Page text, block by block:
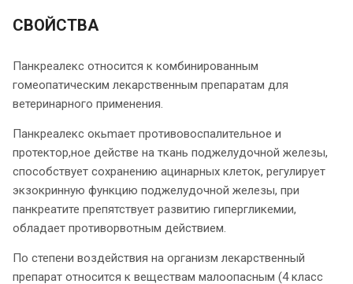
СВОЙСТВА
Панкреалекс относится к комбинированным
гомеопатическим лекарственным препаратам для
ветеринарного применения.
Панкреалекс окьmает противовоспалительное и
протектор,ное действе на ткань поджелудочной железы,
способствует сохранению ацинарных клеток, регулирует
экзокринную функцию поджелудочной железы, при
панкреатите препятствует развитию гипергликемии,
обладает противорвотным действием.
По степени воздействия на организм лекарственный
препарат относится к веществам малоопасным (4 класс